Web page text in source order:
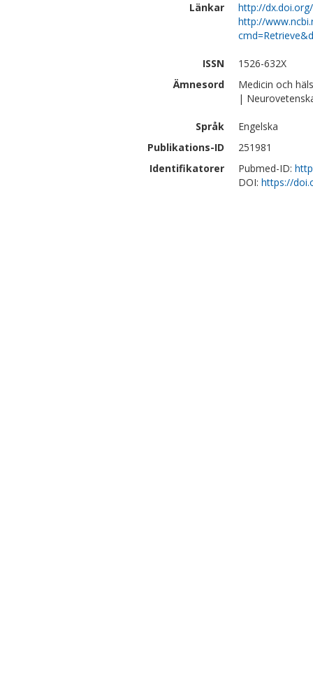
Länkar
http://
http://
ISSN
1526-632X
Ämnesord
Medicin och
|
Språk
Engelska
Publikations-ID
251981
Identifikatorer
Pubmed-ID:
DOI: https://